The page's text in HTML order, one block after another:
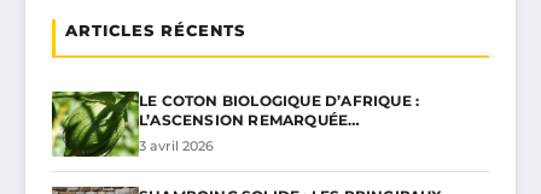
ARTICLES RÉCENTS
LE COTON BIOLOGIQUE D’AFRIQUE :
L’ASCENSION REMARQUÉE…
3 avril 2026